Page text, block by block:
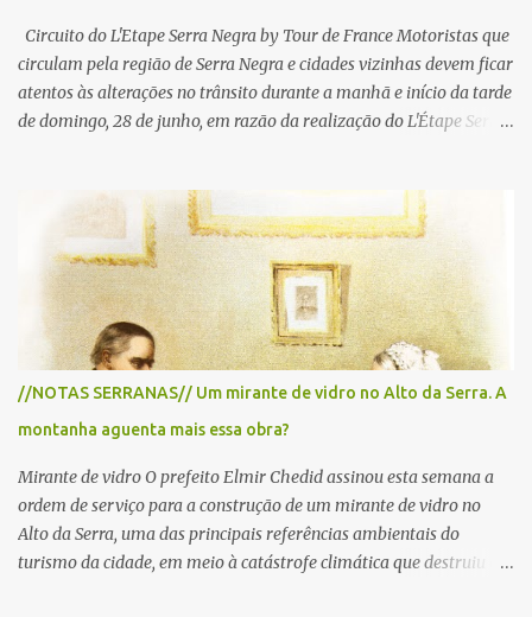
Circuito do L'Etape Serra Negra by Tour de France Motoristas que
circulam pela região de Serra Negra e cidades vizinhas devem ficar
atentos às alterações no trânsito durante a manhã e início da tarde
de domingo, 28 de junho, em razão da realização do L'Étape Serra
reunirá atletas de diferentes regiões do país e terá percursos
passando pelos municípios de Serra Negra, Amparo, Monte Alegre
do Sul, Lindoia e Socorro. Para garantir a segurança dos
participantes e do público, diversos trechos de rodovias e estradas
da região serão interditados temporariamente ao longo da prova.
A largada será na Rua Coronel Pedro Penteado, em Serra Negra,
para cerca de 2.000 ciclistas, às 6h30. De acordo com o
cronograma da organização e de todas as prefeituras envolvidas,
as interdições ocorrerão de forma programada e os trechos serão
//NOTAS SERRANAS// Um mirante de vidro no Alto da Serra. A
montanha aguenta mais essa obra?
Mirante de vidro O prefeito Elmir Chedid assinou esta semana a
ordem de serviço para a construção de um mirante de vidro no
Alto da Serra, uma das principais referências ambientais do
turismo da cidade, em meio à catástrofe climática que destruiu o